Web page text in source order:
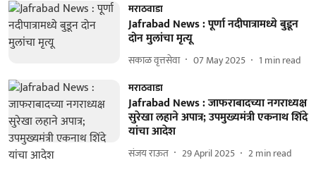
मराठवाडा
Jafrabad News : पूर्णा नदीपात्रामध्ये बुडून
दोन मुलांचा मृत्यू
सकाळ वृत्तसेवा 07 May 2025 1 min read
मराठवाडा
Jafrabad News : जाफराबादच्या नगराध्यक्ष
सुरेखा लहाने अपात्र; उपमुख्यमंत्री एकनाथ शिंदे
यांचा आदेश
संजय राऊत 29 April 2025 2min read